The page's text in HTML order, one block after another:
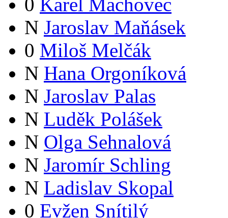
0 Karel Machovec
N Jaroslav Maňásek
0 Miloš Melčák
N Hana Orgoníková
N Jaroslav Palas
N Luděk Polášek
N Olga Sehnalová
N Jaromír Schling
N Ladislav Skopal
0 Evžen Snítilý